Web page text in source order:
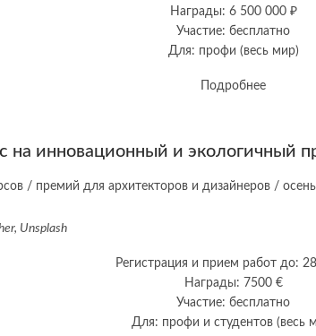
Награды: 6 500 000 ₽
Участие: бесплатно
Для: профи (весь мир)
Подробнее
на инновационный и экологичный
Unsplash
Регистрация и прием работ до:
Награды: 7500 €
Участие: бесплатно
Для: профи и студентов (весь